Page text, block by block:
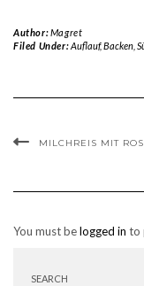
Author:Magret
Filed Under:Auflauf,Backen,
MILCHREIS MIT
You must belogged in to
SEARCH